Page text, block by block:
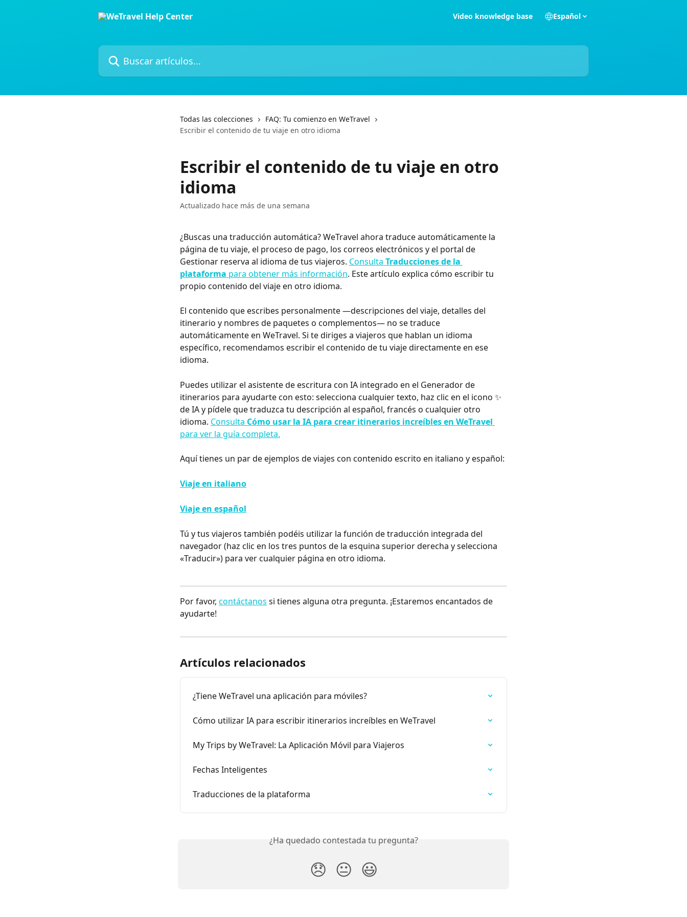
Video knowledge base Español
Buscar artículos...
Todas las colecciones
FAQ: Tu comienzo en WeTravel
Escribir el contenido de tu viaje en otro idioma
Escribir el contenido de tu viaje en otro
idioma
Actualizado hace más de una semana
¿Buscas una traducción automática? WeTravel ahora traduce automáticamente la
página de tu viaje, el proceso de pago, los correos electrónicos y el portal de
Gestionar reserva al idioma de tus viajeros. Consulta Traducciones de la
plataforma para obtener más información. Este artículo explica cómo escribir tu
propio contenido del viaje en otro idioma.
El contenido que escribes personalmente —descripciones del viaje, detalles del
itinerario y nombres de paquetes o complementos— no se traduce
automáticamente en WeTravel. Si te diriges a viajeros que hablan un idioma
específico, recomendamos escribir el contenido de tu viaje directamente en ese
idioma.
Puedes utilizar el asistente de escritura con IA integrado en el Generador de
itinerarios para ayudarte con esto: selecciona cualquier texto, haz clic en el icono ✨
de IA y pídele que traduzca tu descripción al español, francés o cualquier otro
idioma. Consulta Cómo usar la IA para crear itinerarios increíbles en WeTravel
para ver la guía completa.
Aquí tienes un par de ejemplos de viajes con contenido escrito en italiano y español:
Viaje en italiano
Viaje en español
Tú y tus viajeros también podéis utilizar la función de traducción integrada del
navegador (haz clic en los tres puntos de la esquina superior derecha y selecciona
«Traducir») para ver cualquier página en otro idioma.
Por favor, contáctanos si tienes alguna otra pregunta. ¡Estaremos encantados de
ayudarte!
Artículos relacionados
¿Tiene WeTravel una aplicación para móviles?
Cómo utilizar IA para escribir itinerarios increíbles en WeTravel
My Trips by WeTravel: La Aplicación Móvil para Viajeros
Fechas Inteligentes
Traducciones de la plataforma
¿Ha quedado contestada tu pregunta?
😞 😐 😃